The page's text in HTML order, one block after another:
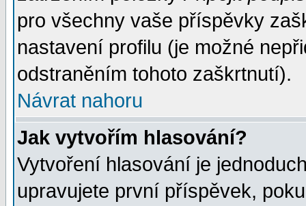
pro všechny vaše příspěvky
nastavení profilu (je možné
odstraněním tohoto zaškrtnutí).
Návrat nahoru
Jak vytvořím hlasování?
Vytvoření hlasování je
upravujete první příspěvek,